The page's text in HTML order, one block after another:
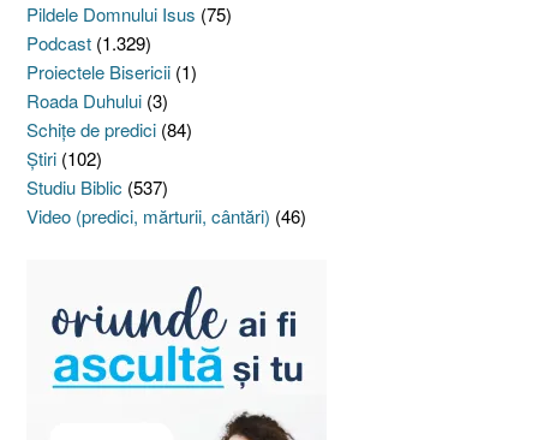
Pildele Domnului Isus (75)
Podcast (1.329)
Proiectele Bisericii (1)
Roada Duhului (3)
Schiţe de predici (84)
Ştiri (102)
Studiu Biblic (537)
Video (predici, mărturii, cântări) (46)